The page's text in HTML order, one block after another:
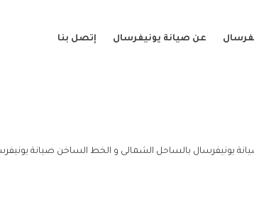
عن صيانة يونيفرسال إتصل بنا
يونيفرسال بالساحل الشمالى و الخط الساخن صيانة